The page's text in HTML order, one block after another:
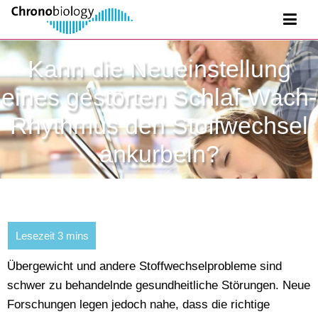
Kann die Neueinstellung
eines gestörten Schlaf-Wach-
Rhythmus den Stoffwechsel
ankurbeln?
Übergewicht und andere Stoffwechselprobleme sind
schwer zu behandelnde gesundheitliche Störungen. Neue
Forschungen legen jedoch nahe, dass die richtige